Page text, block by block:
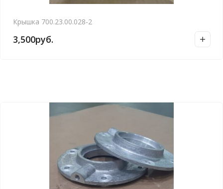
Крышка 700.23.00.028-2
3,500руб.